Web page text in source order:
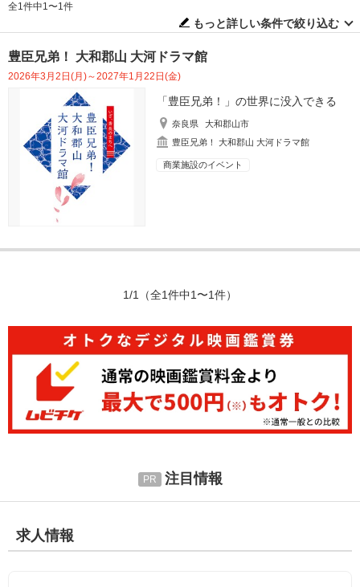
全1件中1〜1件
もっと詳しい条件で絞り込む
豊臣兄弟！ 大和郡山 大河ドラマ館
2026年3月2日(月)～2027年1月22日(金)
「豊臣兄弟！」の世界に没入できる
奈良県
大和郡山市
豊臣兄弟！ 大和郡山 大河ドラマ館
商業施設のイベント
1/1 （全1件中1〜1件）
注目情報
求人情報